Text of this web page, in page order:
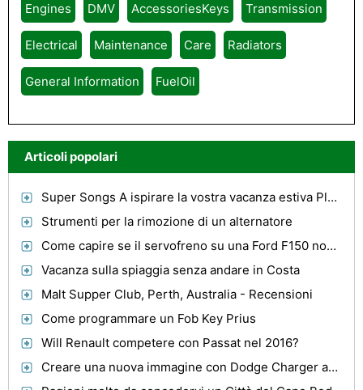
Engines DMV AccessoriesKeys Transmission
Electrical Maintenance Care Radiators
General Information FuelOil
Articoli popolari
Super Songs A ispirare la vostra vacanza estiva Playlist
Strumenti per la rimozione di un alternatore
Come capire se il servofreno su una Ford F150 non funziona?
Vacanza sulla spiaggia senza andare in Costa
Malt Supper Club, Perth, Australia - Recensioni
Come programmare un Fob Key Prius
Will Renault competere con Passat nel 2016?
Creare una nuova immagine con Dodge Charger accessori aftermarket